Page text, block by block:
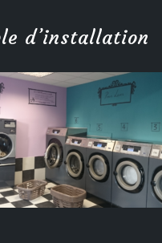
d’installation